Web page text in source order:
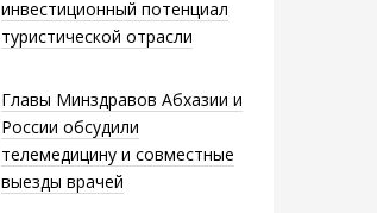
инвестиционный потенциал
туристической отрасли
Главы Минздравов Абхазии и
России обсудили
телемедицину и совместные
выезды врачей